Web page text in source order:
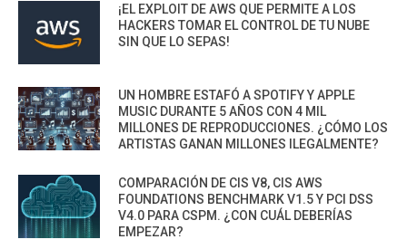
¡EL EXPLOIT DE AWS QUE PERMITE A LOS
HACKERS TOMAR EL CONTROL DE TU NUBE
SIN QUE LO SEPAS!
UN HOMBRE ESTAFÓ A SPOTIFY Y APPLE
MUSIC DURANTE 5 AÑOS CON 4 MIL
MILLONES DE REPRODUCCIONES. ¿CÓMO LOS
ARTISTAS GANAN MILLONES ILEGALMENTE?
COMPARACIÓN DE CIS V8, CIS AWS
FOUNDATIONS BENCHMARK V1.5 Y PCI DSS
V4.0 PARA CSPM. ¿CON CUÁL DEBERÍAS
EMPEZAR?